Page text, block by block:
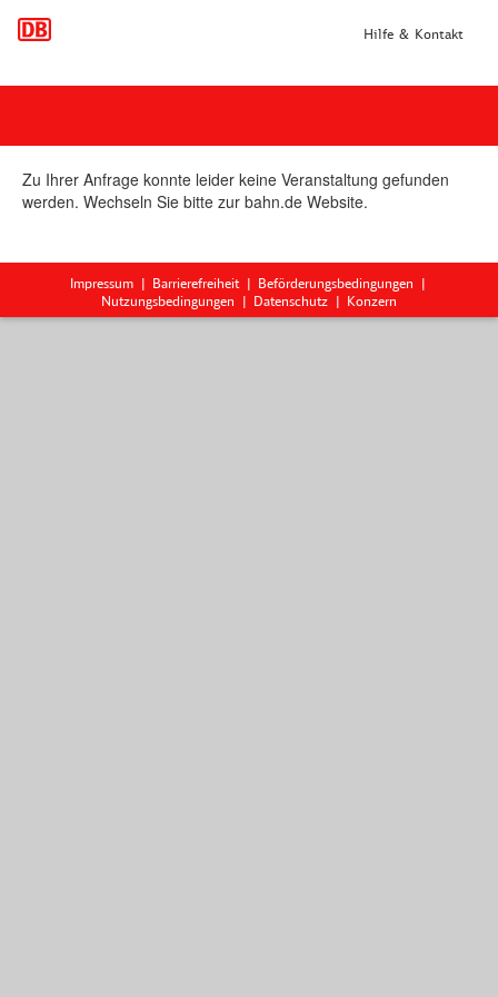
Hilfe & Kontakt
Zu Ihrer Anfrage konnte leider keine Veranstaltung gefunden
werden. Wechseln Sie bitte zur bahn.de Website.
Impressum Barrierefreiheit
Beförderungsbedingungen
Nutzungsbedingungen
Datenschutz Konzern